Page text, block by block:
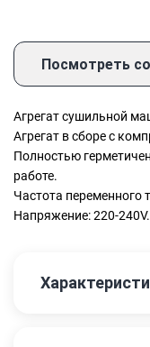
Посмотреть
Агрегат сушильной
Агрегат в сборе с
Полностью
работе.
Частота переменного
Напряжение: 220-240V.